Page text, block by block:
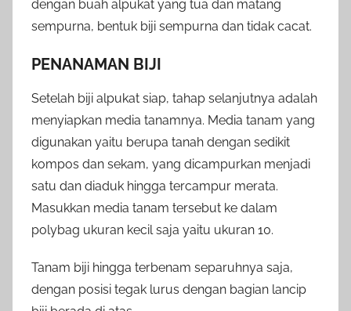
dengan buah alpukat yang tua dan matang
sempurna, bentuk biji sempurna dan tidak cacat.
PENANAMAN BIJI
Setelah biji alpukat siap, tahap selanjutnya adalah
menyiapkan media tanamnya. Media tanam yang
digunakan yaitu berupa tanah dengan sedikit
kompos dan sekam, yang dicampurkan menjadi
satu dan diaduk hingga tercampur merata.
Masukkan media tanam tersebut ke dalam
polybag ukuran kecil saja yaitu ukuran 10.
Tanam biji hingga terbenam separuhnya saja,
dengan posisi tegak lurus dengan bagian lancip